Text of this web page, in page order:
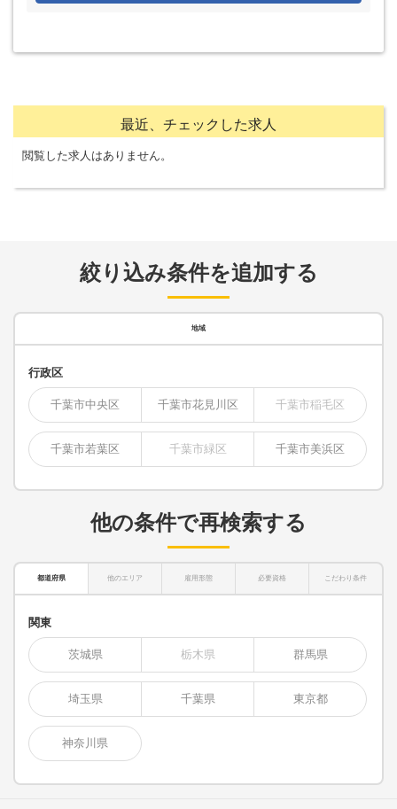
最近、チェックした求人
閲覧した求人はありません。
絞り込み条件を追加する
地域
行政区
千葉市中央区 千葉市花見川区 千葉市稲毛区
千葉市若葉区 千葉市緑区 千葉市美浜区
他の条件で再検索する
都道府県 他のエリア 雇用形態 必要資格 こだわり条件
関東
茨城県 栃木県 群馬県
埼玉県 千葉県 東京都
神奈川県